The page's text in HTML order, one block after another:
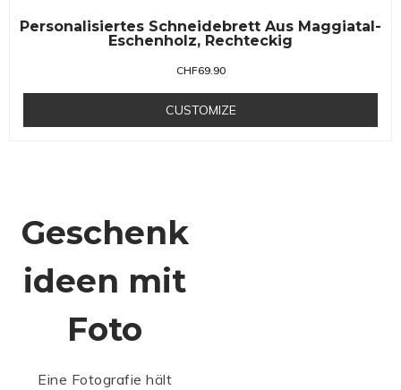
Personalisiertes Schneidebrett Aus Maggiatal-
Eschenholz, Rechteckig
CHF69.90
CUSTOMIZE
Geschenk
ideen mit
Foto
Eine Fotografie hält